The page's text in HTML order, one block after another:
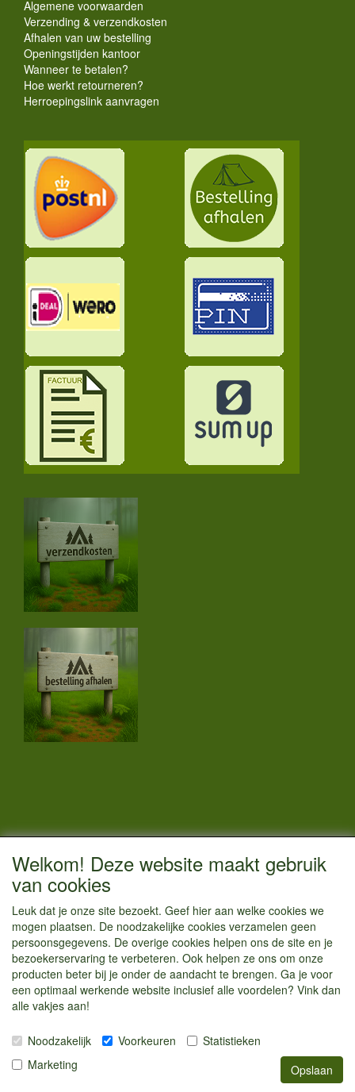
Algemene voorwaarden
Verzending & verzendkosten
Afhalen van uw bestelling
Openingstijden kantoor
Wanneer te betalen?
Hoe werkt retourneren?
Herroepingslink aanvragen
CONTACTGEGEVENS
Vestigingsadres:
Hoofdweg 36
1433 JW Kudelstaart
info@kamperenenzo.nl
Tel : 06 125 82 112
Handelend onder
KvK nummer : 70477329
Welkom! Deze website maakt gebruik
van cookies
Leuk dat je onze site bezoekt. Geef hier aan welke cookies we
mogen plaatsen. De noodzakelijke cookies verzamelen geen
persoonsgegevens. De overige cookies helpen ons de site en je
bezoekerservaring te verbeteren. Ook helpen ze ons om onze
producten beter bij je onder de aandacht te brengen. Ga je voor
een optimaal werkende website inclusief alle voordelen? Vink dan
alle vakjes aan!
Noodzakelijk Voorkeuren
Statistieken
Marketing
Opslaan